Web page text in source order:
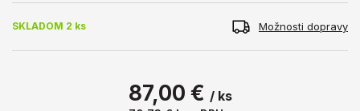
SKLADOM 2 ks Možnosti dopravy
87,00 € / ks